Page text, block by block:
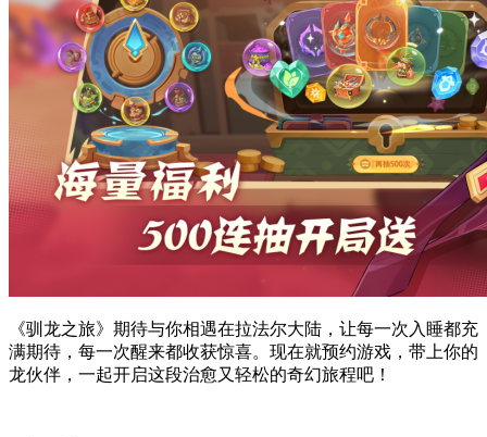
《驯龙之旅》期待与你相遇在拉法尔大陆，让每一次入睡都充
满期待，每一次醒来都收获惊喜。现在就预约游戏，带上你的
龙伙伴，一起开启这段治愈又轻松的奇幻旅程吧！